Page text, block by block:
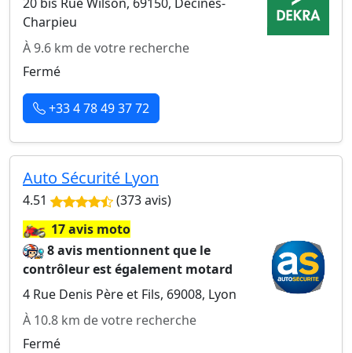
Charpieu
À 9.6 km de votre recherche
Fermé
+33 4 78 49 37 72
Auto Sécurité Lyon
4.51 (373 avis)
🏍️17 avis moto
8 avis mentionnent que le
contrôleur est également motard
4 Rue Denis Père et Fils, 69008, Lyon
À 10.8 km de votre recherche
Fermé